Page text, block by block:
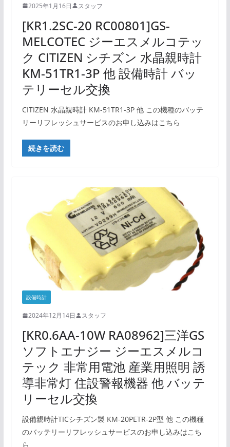
2025年1月16日 スタッフ
[KR1.2SC-20 RC00801]GS-
MELCOTEC ジーエスメルコテッ
ク CITIZEN シチズン 水晶親時計
KM-51TR1-3P 他 設備時計 バッ
テリーセル交換
CITIZEN 水晶親時計 KM-51TR1-3P 他 この機種のバッテ
リーリフレッシュサービスのお申し込みはこちら
続きを読む
設備時計
2024年12月14日 スタッフ
[KR0.6AA-10W RA08962]三洋GS
ソフトエナジー ジーエスメルコ
テック 非常用電池 産業用照明 誘
導非常灯 住設警報機器 他 バッテ
リーセル交換
設備親時計TICシチズン製 KM-20PETR-2P型 他 この機種
のバッテリーリフレッシュサービスのお申し込みはこち
ら